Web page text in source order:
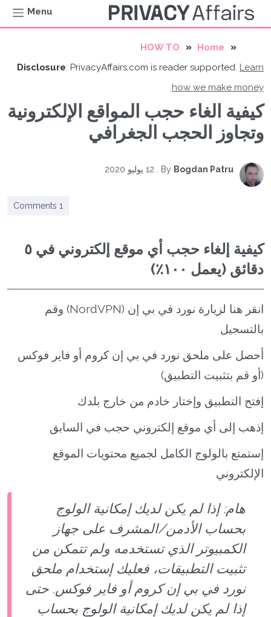
Menu
Home
HOW TO
Disclosure: PrivacyAffairs.com is reader supported. Learn
how we make money
كيفية الغاء حجب المواقع الإلكترونية
وتجاوز الحجب الجغرافي
By Bogdan Patru 12 يوليو 2020
1 Comments
كيفية إلغاء حجب أي موقع إلكتروني في ٥
دقائق (يعمل ١٠٠٪)
انقر هنا لزيارة نورد في بي إن (NordVPN) وقم
بالتسجيل
أحصل على ملحق نورد في بي إن كروم أو فاير فوكس
(أو قم بتثبيت التطبيق)
إفتح التطبيق وإختار خادم من خارج بلدك
إذهب إلى أي موقع إلكتروني حجب في السابق
إستمتع بالولوج الكامل لجميع محتويات الموقع
الإلكتروني
هام: إذا لم يكن لديك إمكانية الولوج
بحساب الأدمن/المشرف على جهاز
الكمبيوتر الذي تستخدمه ولم تتمكن من
تثبيت التطبيقات، فعليك إستخدام ملحق
نورد في بي إن كروم أو فاير فوكس. حتى
إذا لم يكن لديك إمكانية الولوج بحساب